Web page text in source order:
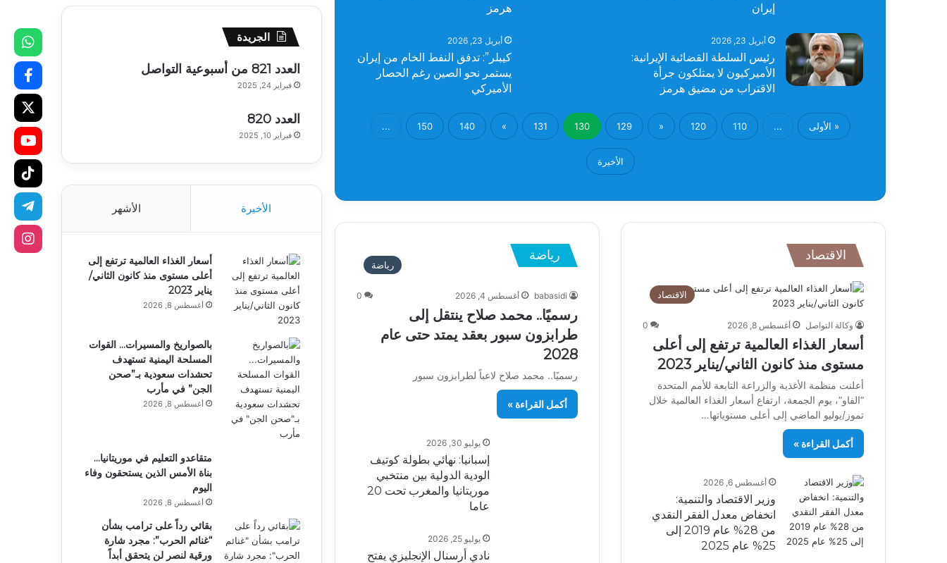
إيران
هرمز
أبريل 23, 2026
رئيس السلطة القضائية الإيرانية:
الأميركيون لا يمتلكون جرأة
الاقتراب من مضيق هرمز
أبريل 23, 2026
كيبلر”: تدفق النفط الخام من إيران
يستمر نحو الصين رغم الحصار
الأميركي
« الأولى ...
110
120
«
129
130
131
»
140
150
...
الأخيرة
الاقتصاد
الاقتصاد
وكالة التواصل أغسطس 8, 2026 0
أسعار الغذاء العالمية ترتفع إلى أعلى
مستوى منذ كانون الثاني/يناير 2023
أعلنت منظمة الأغذية والزراعة التابعة للأمم المتحدة
“الفاو”، يوم الجمعة، ارتفاع أسعار الغذاء العالمية خلال
تموز/يوليو الماضي إلى أعلى مستوياتها…
أكمل القراءة »
أغسطس 6, 2026
وزير الاقتصاد والتنمية:
انخفاض معدل الفقر النقدي
من 28% عام 2019 إلى
25% عام 2025
رياضة
رياضة
babasidi أغسطس 4, 2026 0
رسميًا.. محمد صلاح ينتقل إلى
طرابزون سبور بعقد يمتد حتى عام
2028
رسميًا.. محمد صلاح لاعباً لطرابزون سبور
أكمل القراءة »
يوليو 30, 2026
إسبانيا: نهائي بطولة كوتيف
الودية الدولية بين منتخبي
موريتانيا والمغرب تحت 20
عاما
يوليو 25, 2026
نادي أرسنال الإنجليزي يفتح
الجريدة
العدد 821 من أسبوعية التواصل
فبراير 24, 2025
العدد 820
فبراير 10, 2025
الأخيرة الأشهر
أسعار الغذاء العالمية ترتفع إلى
أعلى مستوى منذ كانون الثاني/
يناير 2023
أغسطس 8, 2026
بالصواريخ والمسيرات… القوات
المسلحة اليمنية تستهدف
تحشدات سعودية بـ”صحن
الجن” في مأرب
أغسطس 8, 2026
متقاعدو التعليم في موريتانيا…
بناة الأمس الذين يستحقون وفاء
اليوم
أغسطس 8, 2026
بقائي رداً على ترامب بشأن
“غنائم الحرب”: مجرد شارة
ورقية لنصر لن يتحقق أبداً